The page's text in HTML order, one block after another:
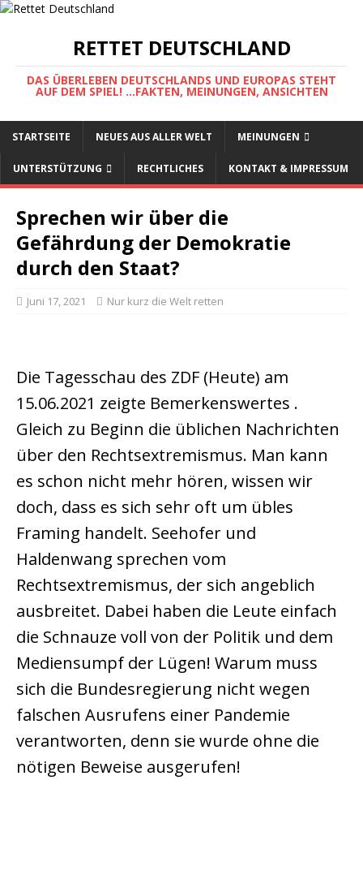
RETTET DEUTSCHLAND
DAS ÜBERLEBEN DEUTSCHLANDS UND EUROPAS STEHT
AUF DEM SPIEL! ...FAKTEN, MEINUNGEN, ANSICHTEN
STARTSEITE NEUES AUS ALLER WELT MEINUNGEN
UNTERSTÜTZUNG RECHTLICHES KONTAKT & IMPRESSUM
Sprechen wir über die
Gefährdung der Demokratie
durch den Staat?
Juni 17, 2021 Nur kurz die Welt retten
Die Tagesschau des ZDF (Heute) am
15.06.2021 zeigte Bemerkenswertes .
Gleich zu Beginn die üblichen Nachrichten
über den Rechtsextremismus. Man kann
es schon nicht mehr hören, wissen wir
doch, dass es sich sehr oft um übles
Framing handelt. Seehofer und
Haldenwang sprechen vom
Rechtsextremismus, der sich angeblich
ausbreitet. Dabei haben die Leute einfach
die Schnauze voll von der Politik und dem
Mediensumpf der Lügen! Warum muss
sich die Bundesregierung nicht wegen
falschen Ausrufens einer Pandemie
verantworten, denn sie wurde ohne die
nötigen Beweise ausgerufen!